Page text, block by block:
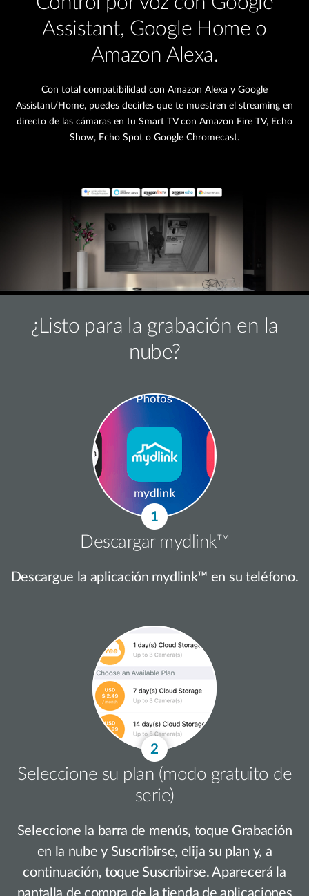
Assistant, Google Home o
Amazon Alexa.
Con total compatibilidad con Amazon Alexa y Google
Assistant/Home, puedes decirles que te muestren el streaming en
directo de las cámaras en tu Smart TV con Amazon Fire TV, Echo
Show, Echo Spot o Google Chromecast.
¿Listo para la grabación en la
nube?
Descargar mydlink™
Descargue la aplicación mydlink™ en su teléfono.
Seleccione su plan (modo gratuito de
serie)
Seleccione la barra de menús, toque Grabación
en la nube y Suscribirse, elija su plan y, a
continuación, toque Suscribirse. Aparecerá la